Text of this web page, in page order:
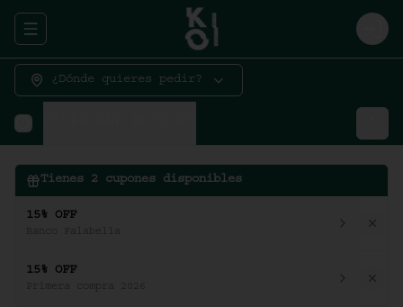
Abrir menu de navegación
¿Dónde quieres pedir?
Tienes 2 cupones disponibles
15% OFF
15% OFF
Primera compra 2026